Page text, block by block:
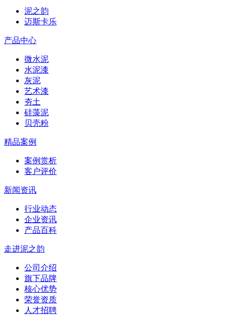
泥之韵
迈斯卡乐
产品中心
微水泥
水泥漆
灰泥
艺术漆
夯土
硅藻泥
贝壳粉
精品案例
案例赏析
客户评价
新闻资讯
行业动态
企业资讯
产品百科
走进泥之韵
公司介绍
旗下品牌
核心优势
荣誉资质
人才招聘